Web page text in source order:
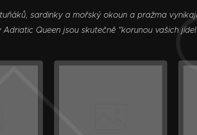
sardinky a mořský okoun a pražma
Queen jsou skutečně "korunou vašich